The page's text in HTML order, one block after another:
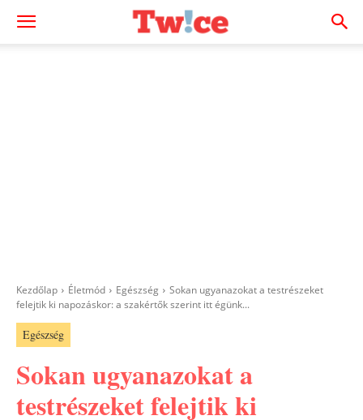
Kezdőlap Életmód Egészség
Sokan ugyanazokat a testrészeket
felejtik ki napozáskor: a szakértők szerint itt égünk...
Egészség
Sokan ugyanazokat a
testrészeket felejtik ki